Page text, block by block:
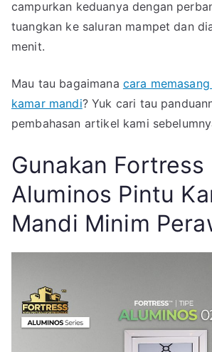
campurkan keduanya dengan
tuangkan ke saluran mampet dan
menit.
Mau tau bagaimana cara
kamar mandi? Yuk cari tau
pembahasan artikel kami
Gunakan Fortress
Aluminos Pintu
Mandi Minim